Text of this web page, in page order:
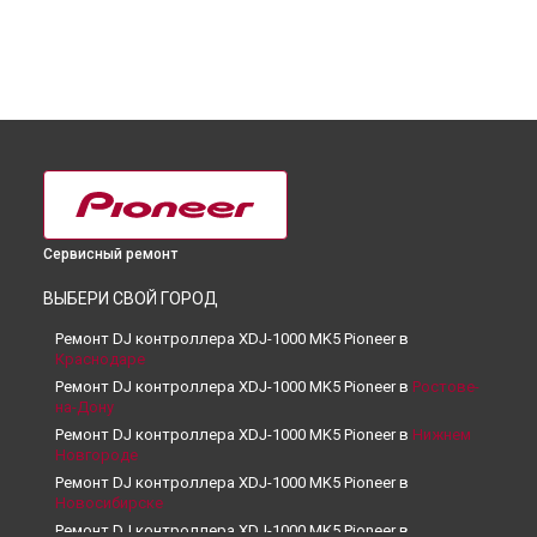
Сервисный ремонт
ВЫБЕРИ СВОЙ ГОРОД
Ремонт DJ контроллера XDJ-1000 MK5 Pioneer в
Краснодаре
Ремонт DJ контроллера XDJ-1000 MK5 Pioneer в Ростове-
на-Дону
Ремонт DJ контроллера XDJ-1000 MK5 Pioneer в Нижнем
Новгороде
Ремонт DJ контроллера XDJ-1000 MK5 Pioneer в
Новосибирске
Ремонт DJ контроллера XDJ-1000 MK5 Pioneer в